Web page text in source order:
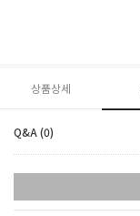
상품상세
Q&A (0)